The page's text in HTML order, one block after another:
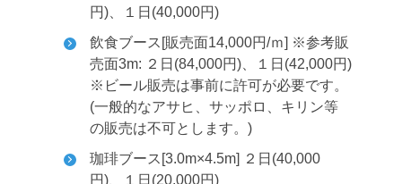
円)、１日(40,000円)
飲食ブース[販売面14,000円/ｍ] ※参考販
売面3m: ２日(84,000円)、１日(42,000円)
※ビール販売は事前に許可が必要です。
(一般的なアサヒ、サッポロ、キリン等
の販売は不可とします。)
珈琲ブース[3.0m×4.5m] ２日(40,000
円)、１日(20,000円)